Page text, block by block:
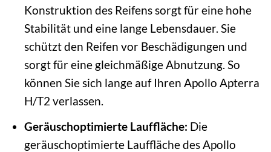
Konstruktion des Reifens sorgt für eine hohe
Stabilität und eine lange Lebensdauer. Sie
schützt den Reifen vor Beschädigungen und
sorgt für eine gleichmäßige Abnutzung. So
können Sie sich lange auf Ihren Apollo Apterra
H/T2 verlassen.
Geräuschoptimierte Lauffläche: Die
geräuschoptimierte Lauffläche des Apollo